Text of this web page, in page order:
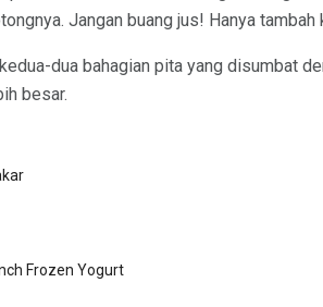
Jangan buang jus! Hanya tambah
dua bahagian pita yang disumbat
besar.
Frozen Yogurt